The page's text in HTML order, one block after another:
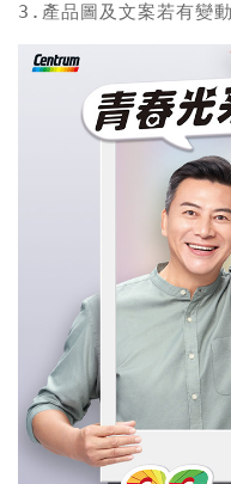
3.產品圖及文案若有變